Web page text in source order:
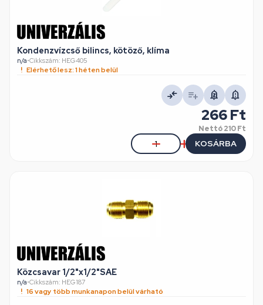
Kondenzvízcső bilincs, kötöző, klíma
n/a•Cikkszám: HEG405
Elérhető lesz: 1 héten belül
266 Ft
Nettó210 Ft
KOSÁRBA
Közcsavar 1/2"x1/2"SAE
n/a•Cikkszám: HEG187
16 vagy több munkanapon belül várható